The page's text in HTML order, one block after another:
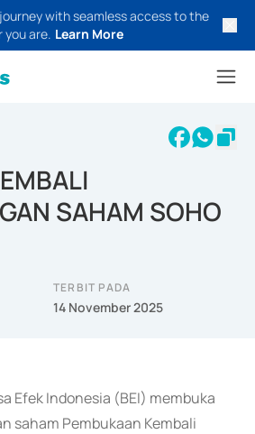
with seamless access to the
are. Learn More
SAHAM SOHO
TERBIT PADA
14 November 2025
Efek Indonesia (BEI) membuka
saham Pembukaan Kembali